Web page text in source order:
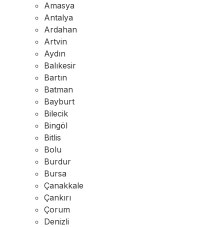
Amasya
Antalya
Ardahan
Artvin
Aydın
Balıkesir
Bartın
Batman
Bayburt
Bilecik
Bingöl
Bitlis
Bolu
Burdur
Bursa
Çanakkale
Çankırı
Çorum
Denizli